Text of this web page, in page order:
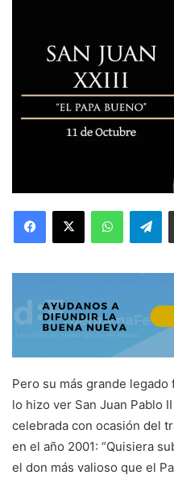
Facebook
X WhatsApp
Pero su más grande
lo hizo ver San Juan Pablo
celebrada con ocasión del
en el año 2001: “Quisiera
el don más valioso que el